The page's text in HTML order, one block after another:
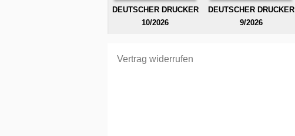
DEUTSCHER DRUCKER
10/2026
DEUTSCHER DRUCKER
9/2026
Vertrag widerrufen